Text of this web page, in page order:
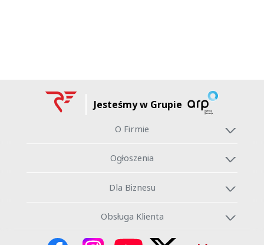
Jesteśmy w Grupie
O Firmie
Ogłoszenia
Dla Biznesu
Obsługa Klienta